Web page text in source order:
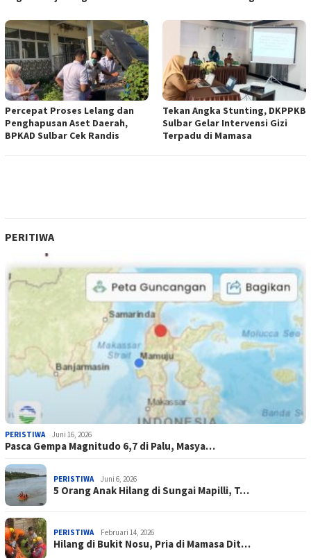
Percepat Proses Lelang dan
Penghapusan Aset Daerah,
BPKAD Sulbar Cek Randis
Tekan Angka Stunting, DKPPKB
Sulbar Gelar Intervensi Gizi
Terpadu di Mamasa
PERITIWA
PERISTIWA Juni 16, 2026
Pasca Gempa Magnitudo 6,7 di Palu, Masya…
PERISTIWA Juni 6, 2026
5 Orang Anak Hilang di Sungai Mapilli, T…
PERISTIWA Februari 14, 2026
Hilang di Bukit Nosu, Pria di Mamasa Dit…